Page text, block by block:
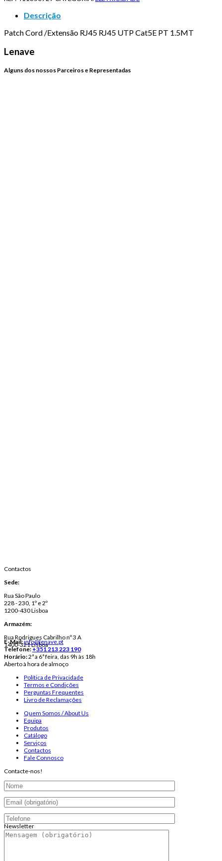
Descrição
Patch Cord /Extensão RJ45 RJ45 UTP Cat5E PT 1.5MT
Lenave
Alguns dos nossos Parceiros e Representadas
Contactos
Sede:
Rua São Paulo
228 - 230, 1º e 2º
1200-430 Lisboa
Armazém:
Rua Rodrigues Cabrilho nº 3 A
1400-321 Lisboa
E-Mail:info@lenave.pt
Telefone:+351 213 223 190
Horário:2ª a 6ª feira, das 9h às 18h
Aberto à hora de almoço
Política de Privacidade
Termos e Condições
Perguntas Frequentes
Livro de Reclamações
Quem Somos / About Us
Equipa
Produtos
Catálogo
Serviços
Contactos
Fale Connosco
Contacte-nos!
Newsletter
Endereço de email: